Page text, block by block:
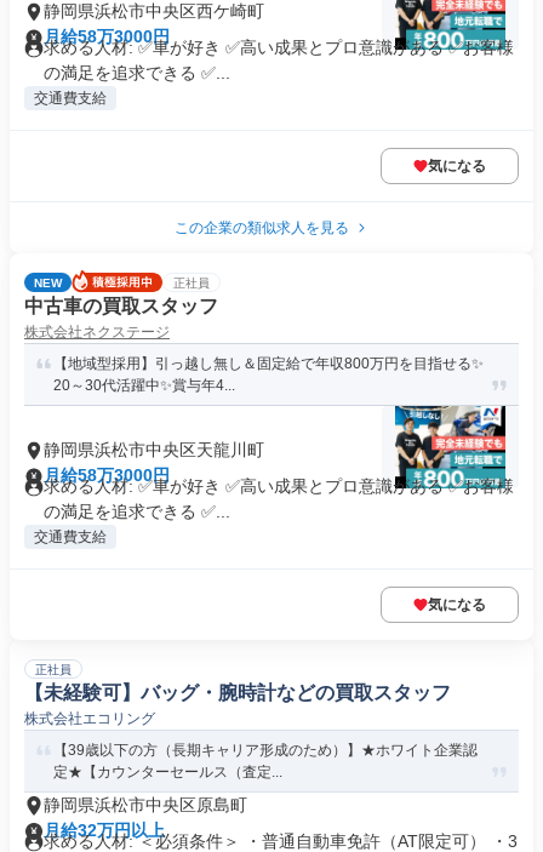
静岡県浜松市中央区西ケ崎町
月給58万3000円
求める人材: ✅車が好き ✅高い成果とプロ意識がある ✅お客様
の満足を追求できる ✅...
交通費支給
気になる
この企業の類似求人を見る
NEW 正社員
中古車の買取スタッフ
株式会社ネクステージ
【地域型採用】引っ越し無し＆固定給で年収800万円を目指せる✨
20～30代活躍中✨賞与年4...
静岡県浜松市中央区天龍川町
月給58万3000円
求める人材: ✅車が好き ✅高い成果とプロ意識がある ✅お客様
の満足を追求できる ✅...
交通費支給
気になる
正社員
【未経験可】バッグ・腕時計などの買取スタッフ
株式会社エコリング
【39歳以下の方（長期キャリア形成のため）】★ホワイト企業認
定★【カウンターセールス（査定...
静岡県浜松市中央区原島町
月給32万円以上
求める人材: ＜必須条件＞ ・普通自動車免許（AT限定可） ・3